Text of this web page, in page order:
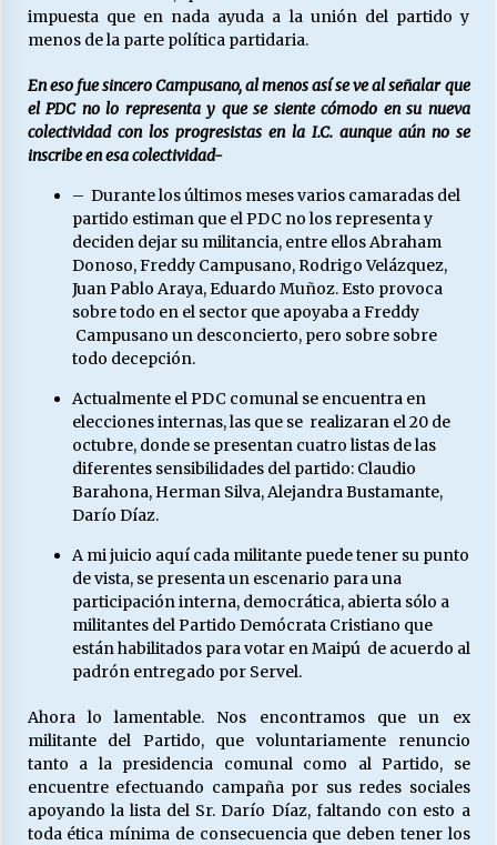
impuesta que en nada ayuda a la unión del partido y
menos de la parte política partidaria.
En eso fue sincero Campusano, al menos así se ve al señalar que
el PDC no lo representa y que se siente cómodo en su nueva
colectividad con los progresistas en la I.C. aunque aún no se
inscribe en esa colectividad-
– Durante los últimos meses varios camaradas del
partido estiman que el PDC no los representa y
deciden dejar su militancia, entre ellos Abraham
Donoso, Freddy Campusano, Rodrigo Velázquez,
Juan Pablo Araya, Eduardo Muñoz. Esto provoca
sobre todo en el sector que apoyaba a Freddy
Campusano un desconcierto, pero sobre sobre
todo decepción.
Actualmente el PDC comunal se encuentra en
elecciones internas, las que se realizaran el 20 de
octubre, donde se presentan cuatro listas de las
diferentes sensibilidades del partido: Claudio
Barahona, Herman Silva, Alejandra Bustamante,
Darío Díaz.
A mi juicio aquí cada militante puede tener su punto
de vista, se presenta un escenario para una
participación interna, democrática, abierta sólo a
militantes del Partido Demócrata Cristiano que
están habilitados para votar en Maipú de acuerdo al
padrón entregado por Servel.
Ahora lo lamentable. Nos encontramos que un ex
militante del Partido, que voluntariamente renuncio
tanto a la presidencia comunal como al Partido, se
encuentre efectuando campaña por sus redes sociales
apoyando la lista del Sr. Darío Díaz, faltando con esto a
toda ética mínima de consecuencia que deben tener los